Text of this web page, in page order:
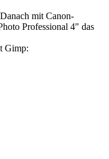
mit Canon-
Professional 4" das
Gimp: